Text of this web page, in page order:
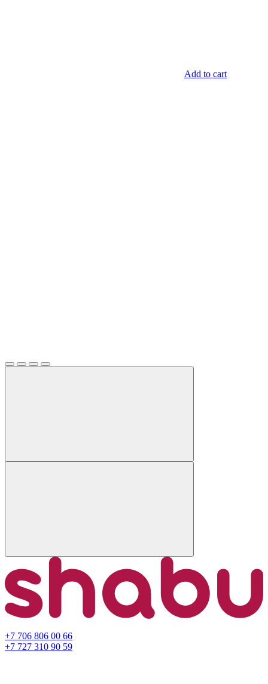
Add to cart
+7 706 806 00 66
+7 727 310 90 59